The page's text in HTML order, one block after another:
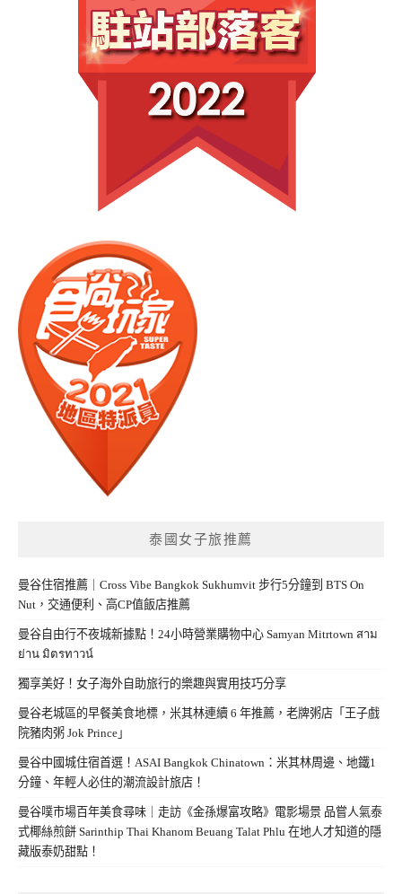
泰國女子旅推薦
曼谷住宿推薦｜Cross Vibe Bangkok Sukhumvit 步行5分鐘到 BTS On
Nut，交通便利、高CP值飯店推薦
曼谷自由行不夜城新據點！24小時營業購物中心 Samyan Mitrtown สาม
ย่าน มิตรทาวน์
獨享美好！女子海外自助旅行的樂趣與實用技巧分享
曼谷老城區的早餐美食地標，米其林連續 6 年推薦，老牌粥店「王子戲
院豬肉粥 Jok Prince」
曼谷中國城住宿首選！ASAI Bangkok Chinatown：米其林周邊、地鐵1
分鐘、年輕人必住的潮流設計旅店！
曼谷噗市場百年美食尋味｜走訪《金孫爆富攻略》電影場景 品嘗人氣泰
式椰絲煎餅 Sarinthip Thai Khanom Beuang Talat Phlu 在地人才知道的隱
藏版泰奶甜點！